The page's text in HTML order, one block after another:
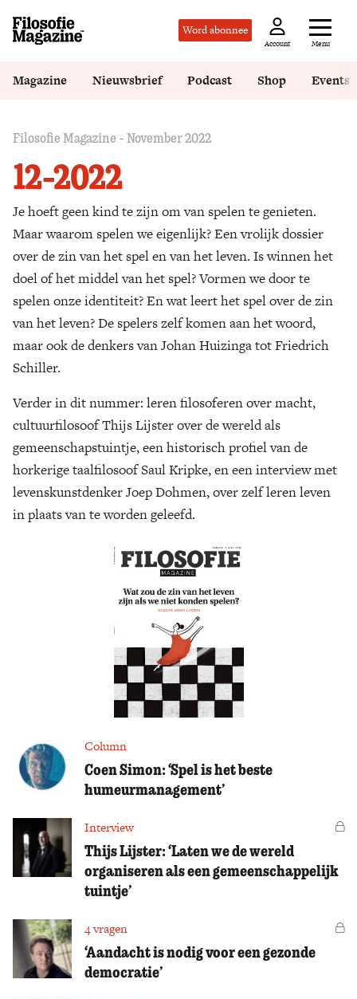
Word abonnee
Account Menu
Magazine Nieuwsbrief Podcast Shop Events
Filosofie Magazine - November 2022
12-2022
Je hoeft geen kind te zijn om van spelen te genieten.
Maar waarom spelen we eigenlijk? Een vrolijk dossier
over de zin van het spel en van het leven. Is winnen het
doel of het middel van het spel? Vormen we door te
spelen onze identiteit? En wat leert het spel over de zin
van het leven? De spelers zelf komen aan het woord,
maar ook de denkers van Johan Huizinga tot Friedrich
Schiller.
Verder in dit nummer: leren filosoferen over macht,
cultuurfilosoof Thijs Lijster over de wereld als
gemeenschapstuintje, een historisch profiel van de
horkerige taalfilosoof Saul Kripke, en een interview met
levenskunstdenker Joep Dohmen, over zelf leren leven
in plaats van te worden geleefd.
Column
Coen Simon: ‘Spel is het beste
humeurmanagement’
Interview
Thijs Lijster: ‘Laten we de wereld
organiseren als een gemeenschappelijk
tuintje’
4 vragen
‘Aandacht is nodig voor een gezonde
democratie’